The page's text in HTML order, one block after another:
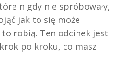
nigdy nie spróbowały,
jak to się może
to robią. Ten odcinek jest
po kroku, co masz